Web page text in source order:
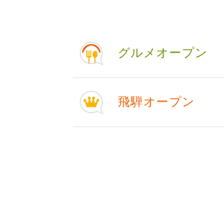
グルメオープン
飛騨オープン